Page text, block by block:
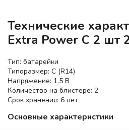
Технические
Extra Power C 2 шт
Тип: батарейки
Типоразмер: C (R14)
Напряжение: 1.5 В
Количество на блистере: 2
Срок хранения: 6 лет
Основные характеристики